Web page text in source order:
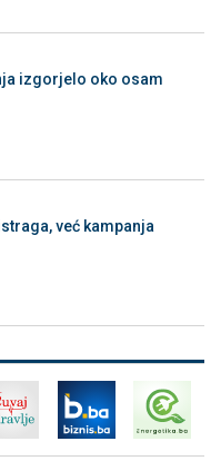
izgorjelo oko osam
već kampanja